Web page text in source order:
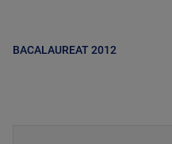
BACALAUREAT 2012